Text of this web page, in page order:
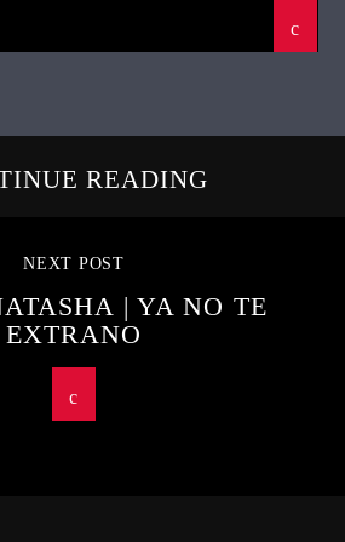
READING
NEXT POST
| YA NO TE
EXTRANO